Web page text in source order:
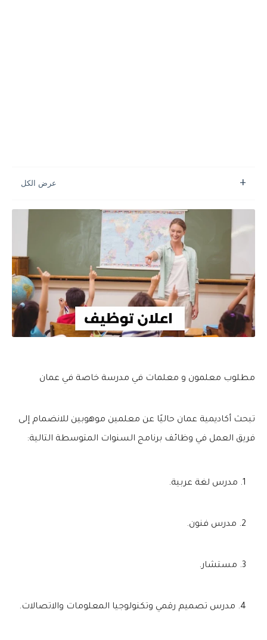
مطلوب معلمون و معلمات في مدرسة خاصة في عمان
تبحث أكاديمية عمان حاليًا عن معلمين موهوبين للانضمام إلى
فريق العمل في وظائف برنامج السنوات المتوسطة التالية:
مدرس لغة عربية.
مدرس فنون.
مستشار.
مدرس تصميم رقمي وتكنولوجيا المعلومات والاتصالات.